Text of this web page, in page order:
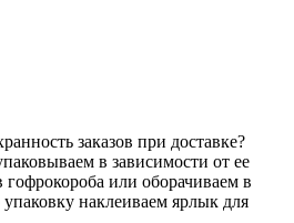
заказов при доставке?
в зависимости от ее
гофрокороба или оборачиваем в
наклеиваем ярлык для